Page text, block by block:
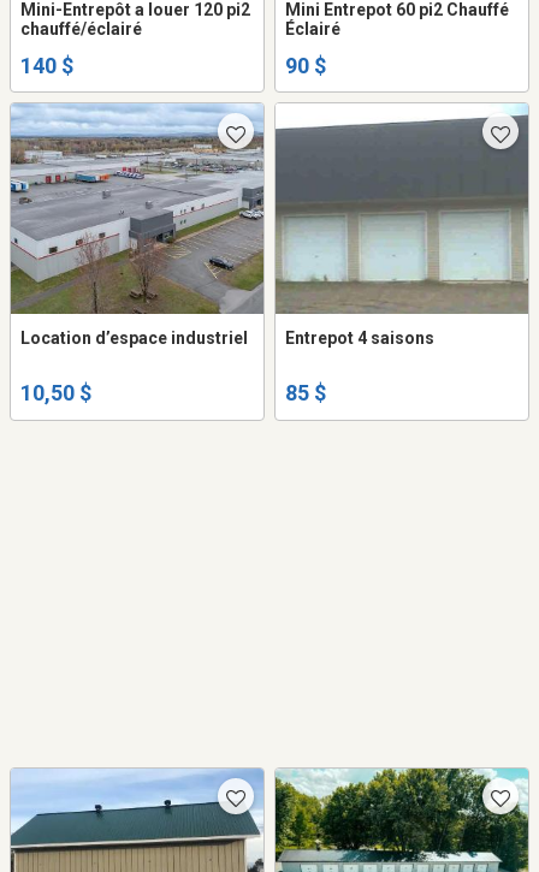
Mini-Entrepôt a louer 120 pi2
chauffé/éclairé
140 $
Mini Entrepot 60 pi2 Chauffé
Éclairé
90 $
Location d’espace industriel
10,50 $
Entrepot 4 saisons
85 $